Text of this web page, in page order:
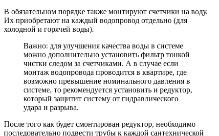
В обязательном порядке также монтируют счетчики на воду.
Их приобретают на каждый водопровод отдельно (для
холодной и горячей воды).
Важно: для улучшения качества воды в системе
можно дополнительно установить фильтр тонкой
чистки следом за счетчиками. А в случае если
монтаж водопровода проводится в квартире, где
возможно превышение номинального давления в
системе, то рекомендуется установить и редуктор,
который защитит систему от гидравлического
удара и разрыва.
После того как будет смонтирован редуктор, необходимо
последовательно подвести трубы к каждой сантехнической